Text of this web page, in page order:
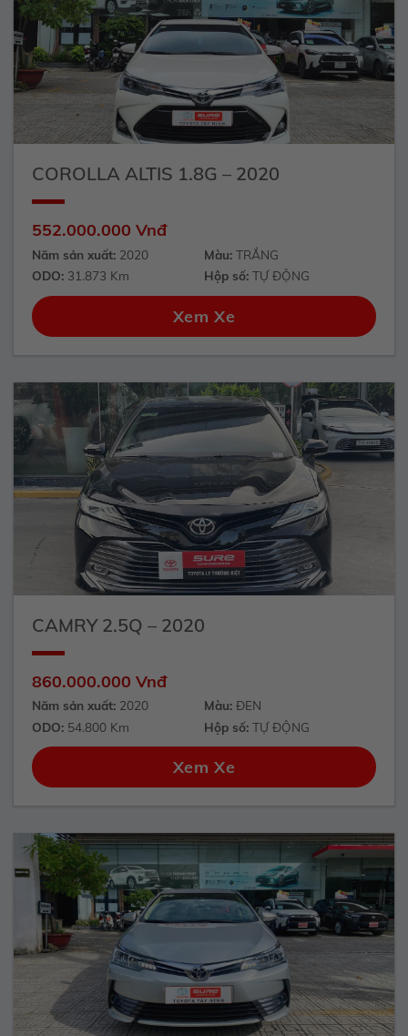
COROLLA ALTIS 1.8G – 2020
552.000.000 Vnđ
Năm sản xuất:2020 Màu: TRẮNG
ODO:31.873 Km Hộp số: TỰ ĐỘNG
Xem Xe
CAMRY 2.5Q – 2020
860.000.000 Vnđ
Năm sản xuất:2020 Màu: ĐEN
ODO:54.800 Km Hộp số: TỰ ĐỘNG
Xem Xe